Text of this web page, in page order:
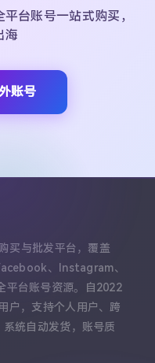
台账号一站式购买，
海
账号
买与批发平台，覆盖
、Instagram、
台账号资源。自2022
户，支持个人用户、跨
统自动发货，账号质